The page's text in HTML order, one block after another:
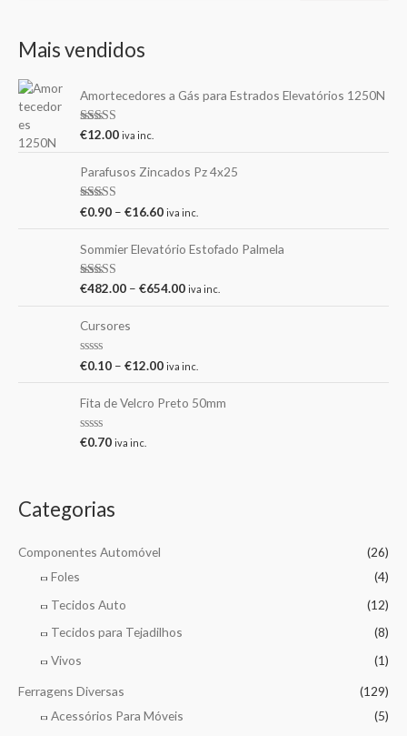
Mais vendidos
Amortecedores a Gás para Estrados Elevatórios 1250N
Avaliação
€12.00 iva inc.
Parafusos Zincados Pz 4x25
Avaliação
€0.90 –€16.60 iva inc.
Sommier Elevatório Estofado Palmela
Avaliação
€482.00 –€654.00 iva inc.
Cursores
A
l
i
a
ç
ã
5
€0.10 –€12.00 iva inc.
Fita de Velcro Preto 50mm
A
ç
0
d
€0.70 iva inc.
Categorias
Componentes Automóvel
(26)
Foles
(4)
Tecidos Auto
(12)
Tecidos para Tejadilhos
(8)
Vivos
(1)
Ferragens Diversas
(129)
Acessórios Para Móveis
(5)